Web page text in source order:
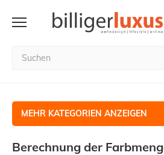
KATEGORIEN
Berechnung der